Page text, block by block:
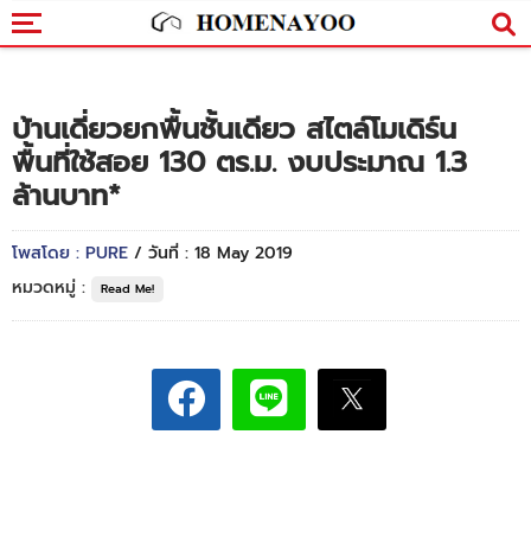
บ้านเดี่ยวยกพื้นชั้นเดียว สไตล์โมเดิร์น
พื้นที่ใช้สอย 130 ตร.ม. งบประมาณ 1.3
ล้านบาท*
โพสโดย : PURE / วันที่ : 18 May 2019
หมวดหมู่ :
Read Me!